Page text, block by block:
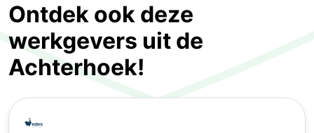
Ontdek ook deze
werkgevers uit de
Achterhoek!